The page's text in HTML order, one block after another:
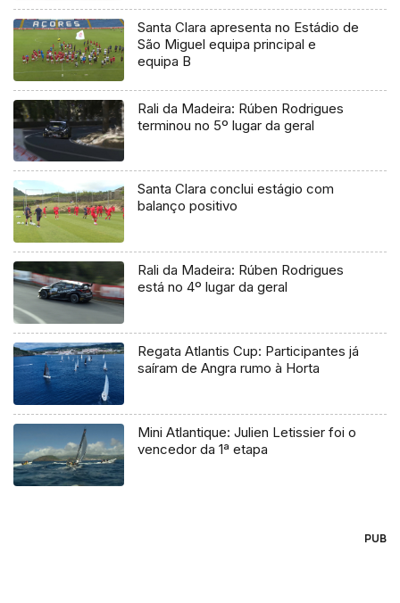
Santa Clara apresenta no Estádio de
São Miguel equipa principal e
equipa B
Rali da Madeira: Rúben Rodrigues
terminou no 5º lugar da geral
Santa Clara conclui estágio com
balanço positivo
Rali da Madeira: Rúben Rodrigues
está no 4º lugar da geral
Regata Atlantis Cup: Participantes já
saíram de Angra rumo à Horta
Mini Atlantique: Julien Letissier foi o
vencedor da 1ª etapa
PUB